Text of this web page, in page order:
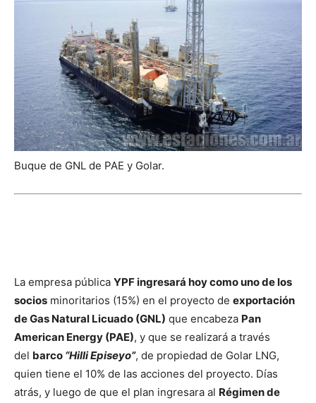
Buque de GNL de PAE y Golar.
La empresa pública YPF ingresará hoy como uno de los
socios minoritarios (15%) en el proyecto de exportación
de Gas Natural Licuado (GNL) que encabeza Pan
American Energy (PAE), y que se realizará a través
del barco “Hilli Episeyo”, de propiedad de Golar LNG,
quien tiene el 10% de las acciones del proyecto. Días
atrás, y luego de que el plan ingresara al Régimen de